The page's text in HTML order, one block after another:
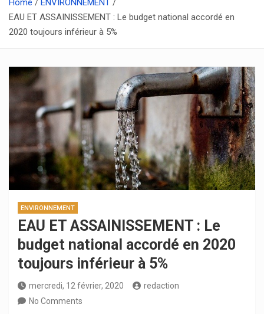
Home
ENVIRONNEMENT
EAU ET ASSAINISSEMENT : Le budget national accordé en
2020 toujours inférieur à 5%
ENVIRONNEMENT
EAU ET ASSAINISSEMENT : Le
budget national accordé en 2020
toujours inférieur à 5%
mercredi, 12 février, 2020
redaction
No Comments